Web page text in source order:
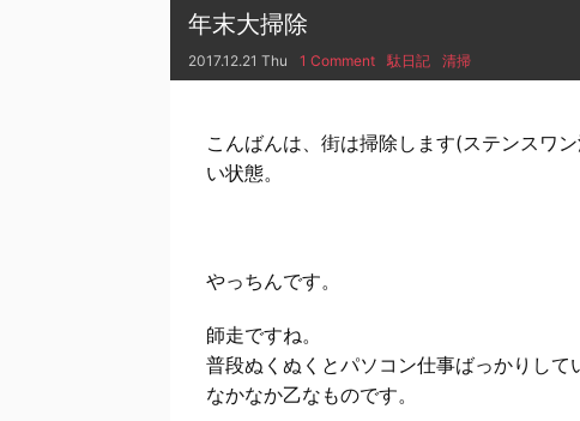
年末大掃除
2017.12.21 Thu 1 Comment 駄日記 清掃
こんばんは、街は掃除します(ステンスワ
い状態。
やっちんです。
師走ですね。
普段ぬくぬくとパソコン仕事ばっかりし
なかなか乙なものです。